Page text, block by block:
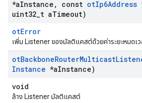
*aInstance , const otIp6Address
uint32 t aTimeout)
otError
เพิ่ม Listener ของมัลติแคสต์ด้วยค่าระยะหมดเว
otBackboneRouterMulticast
Instance *aInstance)
void
ล้าง Listener มัลติแคสต์